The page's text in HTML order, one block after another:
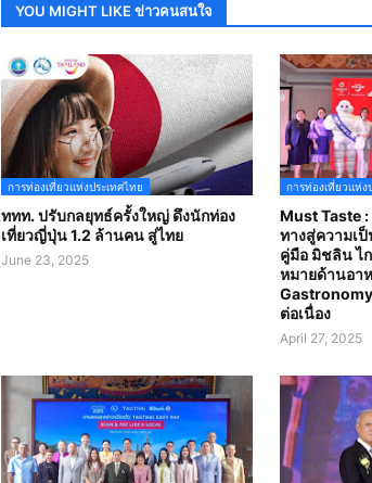
YOU MIGHT LIKE ข่าวคนสนใจ
การท่องเที่ยวแห่งประเทศไทย
ททท. ปรับกลยุทธ์ครั้งใหญ่ ดึงนักท่อง
เที่ยวญี่ปุ่น 1.2 ล้านคน สู่ไทย
June 23, 2025
การท่องเที่ยวแห่ง
Must Taste :
ทางสู่ความเ
คู่มือ มิชลิน ไ
หมายด้านอา
ต่อเนื่อง
April 27, 2025